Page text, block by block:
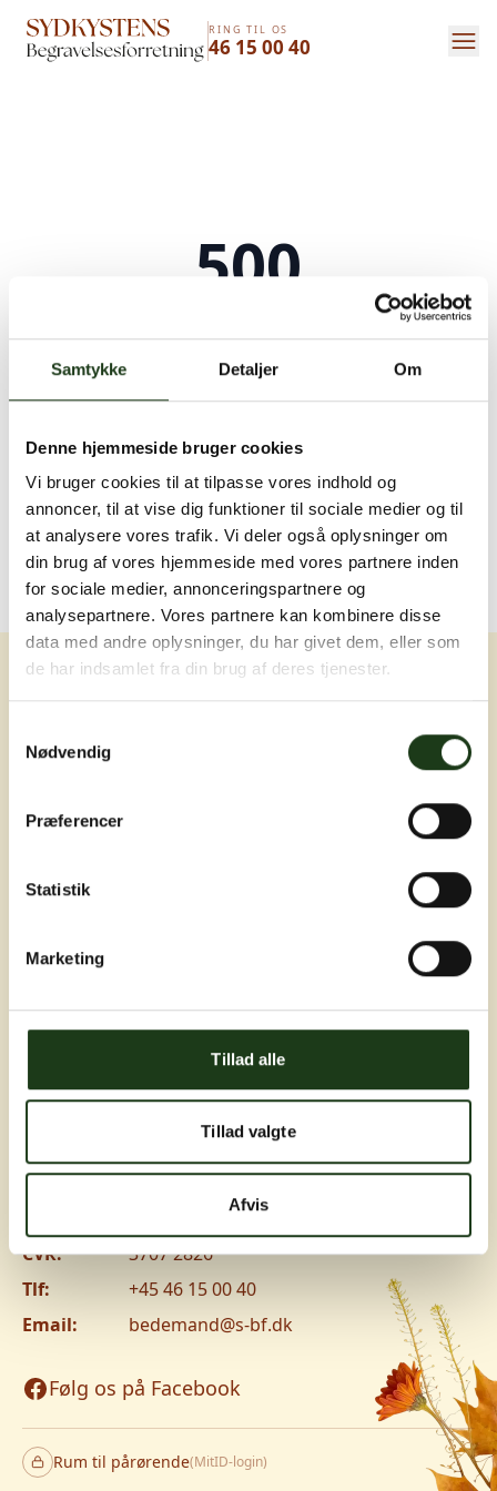
Samtykke Detaljer Om
Denne hjemmeside bruger cookies
Vi bruger cookies til at tilpasse vores indhold og
annoncer, til at vise dig funktioner til sociale medier og til
at analysere vores trafik. Vi deler også oplysninger om
din brug af vores hjemmeside med vores partnere inden
for sociale medier, annonceringspartnere og
analysepartnere. Vores partnere kan kombinere disse
data med andre oplysninger, du har givet dem, eller som
de har indsamlet fra din brug af deres tjenester.
Nødvendig
Præferencer
Statistik
Marketing
Tillad alle
Tillad valgte
Afvis
RING TIL OS
46 15 00 40
500
Serverfejl
Der opstod en intern serverfejl. Vi arbejder på
Kontakt os på +45 46 15 00 40 bedemand@s-bf.dk
Erfaring, nærvær og omsorg ved livets
Adresser
Jyllingevej 8, 2720 Vanløse
CVR:
3707 2826
Tlf:
+45 46 15 00 40
Email:
bedemand@s-bf.dk
Følg os på Facebook
Rum til pårørende(MitID-login)